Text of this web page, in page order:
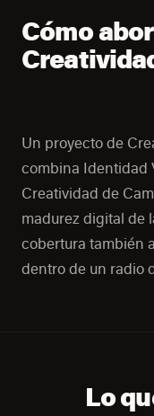
Cómo
Un proyecto de
combina Identidad
Creatividad de
madurez digital de
cobertura también
dentro de un radio
Lo